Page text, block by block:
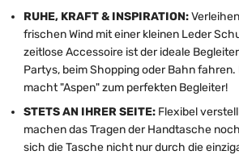
RUHE, KRAFT & INSPIRATION:
frischen Wind mit einer kleinen Leder
zeitlose Accessoire ist der ideale
Partys, beim Shopping oder Bahn
macht "Aspen" zum perfekten Begleiter!
STETS AN IHRER SEITE: Flexibel
machen das Tragen der Handtasche
sich die Tasche nicht nur durch die